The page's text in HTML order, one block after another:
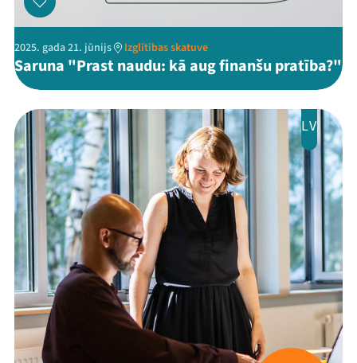
2025. gada 21. jūnijs Izglītības skatuve
Saruna "Prast naudu: kā aug finanšu pratība?"
LV